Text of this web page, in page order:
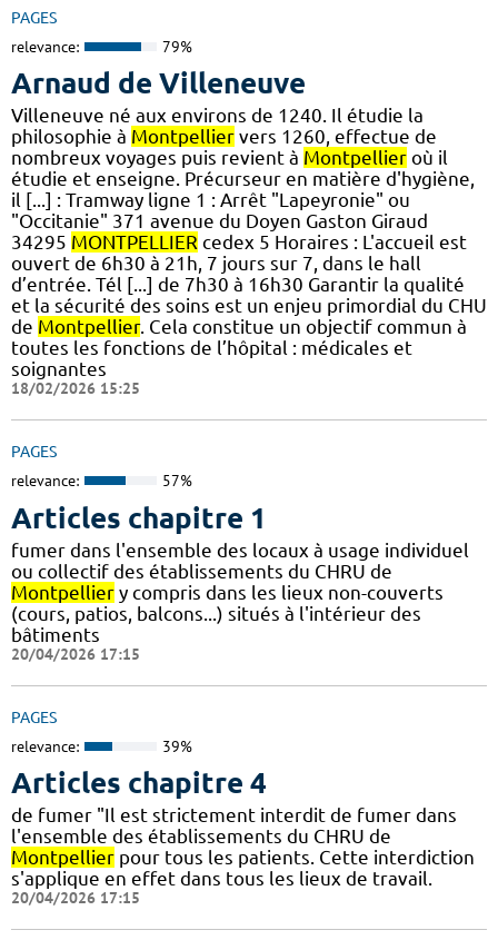
PAGES
relevance: 79%
Arnaud de Villeneuve
Villeneuve né aux environs de 1240. Il étudie la
philosophie à Montpellier vers 1260, effectue de
nombreux voyages puis revient à Montpellier où il
étudie et enseigne. Précurseur en matière d'hygiène,
il [...] : Tramway ligne 1 : Arrêt "Lapeyronie" ou
"Occitanie" 371 avenue du Doyen Gaston Giraud
34295 MONTPELLIER cedex 5 Horaires : L'accueil est
ouvert de 6h30 à 21h, 7 jours sur 7, dans le hall
d’entrée. Tél [...] de 7h30 à 16h30 Garantir la qualité
et la sécurité des soins est un enjeu primordial du CHU
de Montpellier. Cela constitue un objectif commun à
toutes les fonctions de l’hôpital : médicales et
soignantes
18/02/2026 15:25
PAGES
relevance: 57%
Articles chapitre 1
fumer dans l'ensemble des locaux à usage individuel
ou collectif des établissements du CHRU de
Montpellier y compris dans les lieux non-couverts
(cours, patios, balcons...) situés à l'intérieur des
bâtiments
20/04/2026 17:15
PAGES
relevance: 39%
Articles chapitre 4
de fumer "Il est strictement interdit de fumer dans
l'ensemble des établissements du CHRU de
Montpellier pour tous les patients. Cette interdiction
s'applique en effet dans tous les lieux de travail.
20/04/2026 17:15